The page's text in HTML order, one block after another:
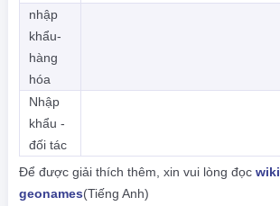
nhập
khẩu-
hàng
hóa
Nhập
khẩu -
đối tác
Để được giải thích thêm, xin vui lòng đọc
geonames(Tiếng Anh)